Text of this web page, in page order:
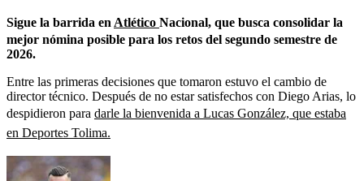
Sigue la barrida en Atlético Nacional, que busca consolidar la
mejor nómina posible para los retos del segundo semestre de
2026.
Entre las primeras decisiones que tomaron estuvo el cambio de
director técnico. Después de no estar satisfechos con Diego Arias, lo
despidieron para darle la bienvenida a Lucas González, que estaba
en Deportes Tolima.